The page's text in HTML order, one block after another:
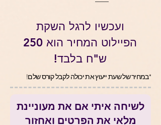
ועכשיו לרגל השקת
הפיילוט המחיר הוא 250
ש"ח בלבד!
לשיחה איתי אם את מעוניינת
מלאי את הפרטים ואחזור
*במחיר של שעת ייעוץ את יכולה לקבל קורס שלם!